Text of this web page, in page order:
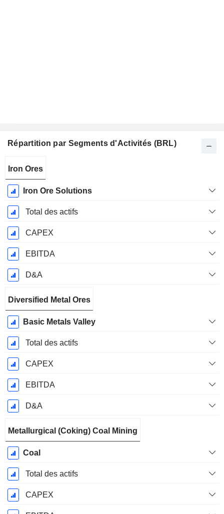
Répartition par Segments d'Activités (BRL)
Fiscale:
Décembre
Iron Ores
Iron Ore Solutions
Total des actifs
CAPEX
EBITDA
D&A
Diversified Metal Ores
Basic Metals Valley
Total des actifs
CAPEX
EBITDA
D&A
Metallurgical (Coking) Coal Mining
Coal
Total des actifs
CAPEX